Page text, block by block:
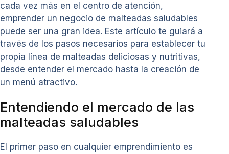
cada vez más en el centro de atención,
emprender un negocio de malteadas saludables
puede ser una gran idea. Este artículo te guiará a
través de los pasos necesarios para establecer tu
propia línea de malteadas deliciosas y nutritivas,
desde entender el mercado hasta la creación de
un menú atractivo.
Entendiendo el mercado de las
malteadas saludables
El primer paso en cualquier emprendimiento es